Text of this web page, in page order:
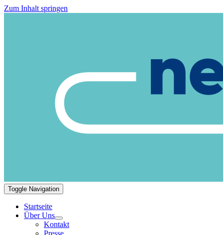
Zum Inhalt springen
Toggle Navigation
Startseite
Über Uns
Kontakt
Presse